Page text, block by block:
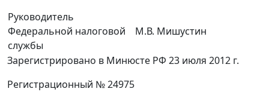
Руководитель
Федеральной налоговой
службы
М.В. Мишустин
Зарегистрировано в Минюсте РФ 23 июля 2012 г.
Регистрационный № 24975